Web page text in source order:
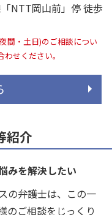
NTT岡山前」停 徒歩
間・土日)のご相談につい
せください。
紹介
みを解決したい
の弁護士は、この一
のご相談をじっくり